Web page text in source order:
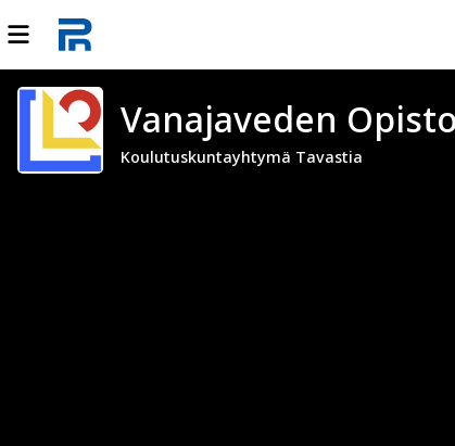
Vanajaveden Opisto
Koulutuskuntayhtymä Tavastia